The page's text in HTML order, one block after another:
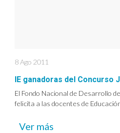
8 Ago 2011
IE ganadoras del Concurso
El Fondo Nacional de Desarrollo
felicita a las docentes de
Ver más